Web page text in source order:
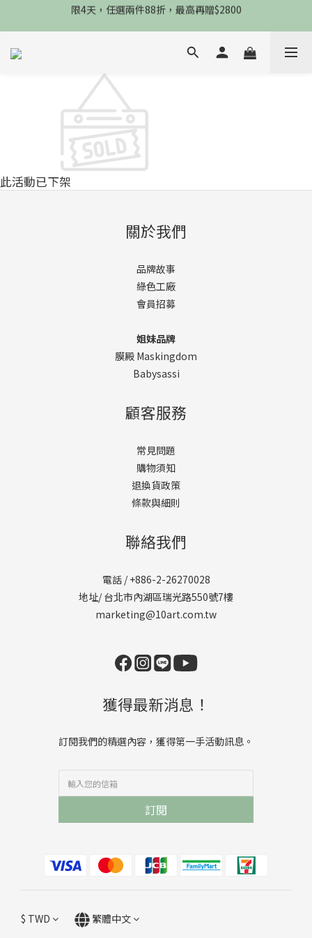
限4天，任選兩件88折，最高再贈$2800
限4天，任選兩件88折，最高再贈$2800
限4天，任選兩件88折，最高再贈$2800
此活動已下架
關於我們
品牌故事
綠色工廠
會員招募
姐妹品牌
膜殿 Maskingdom
Babysassi
顧客服務
常見問題
購物須知
退換貨政策
條款與細則
聯絡我們
電話 / +886-2-26270028
地址/ 台北市內湖區瑞光路550號7樓
marketing@10art.com.tw
獲得最新消息！
訂閱我們的精選內容，獲得第一手活動訊息。
訂閱
$ TWD 繁體中文